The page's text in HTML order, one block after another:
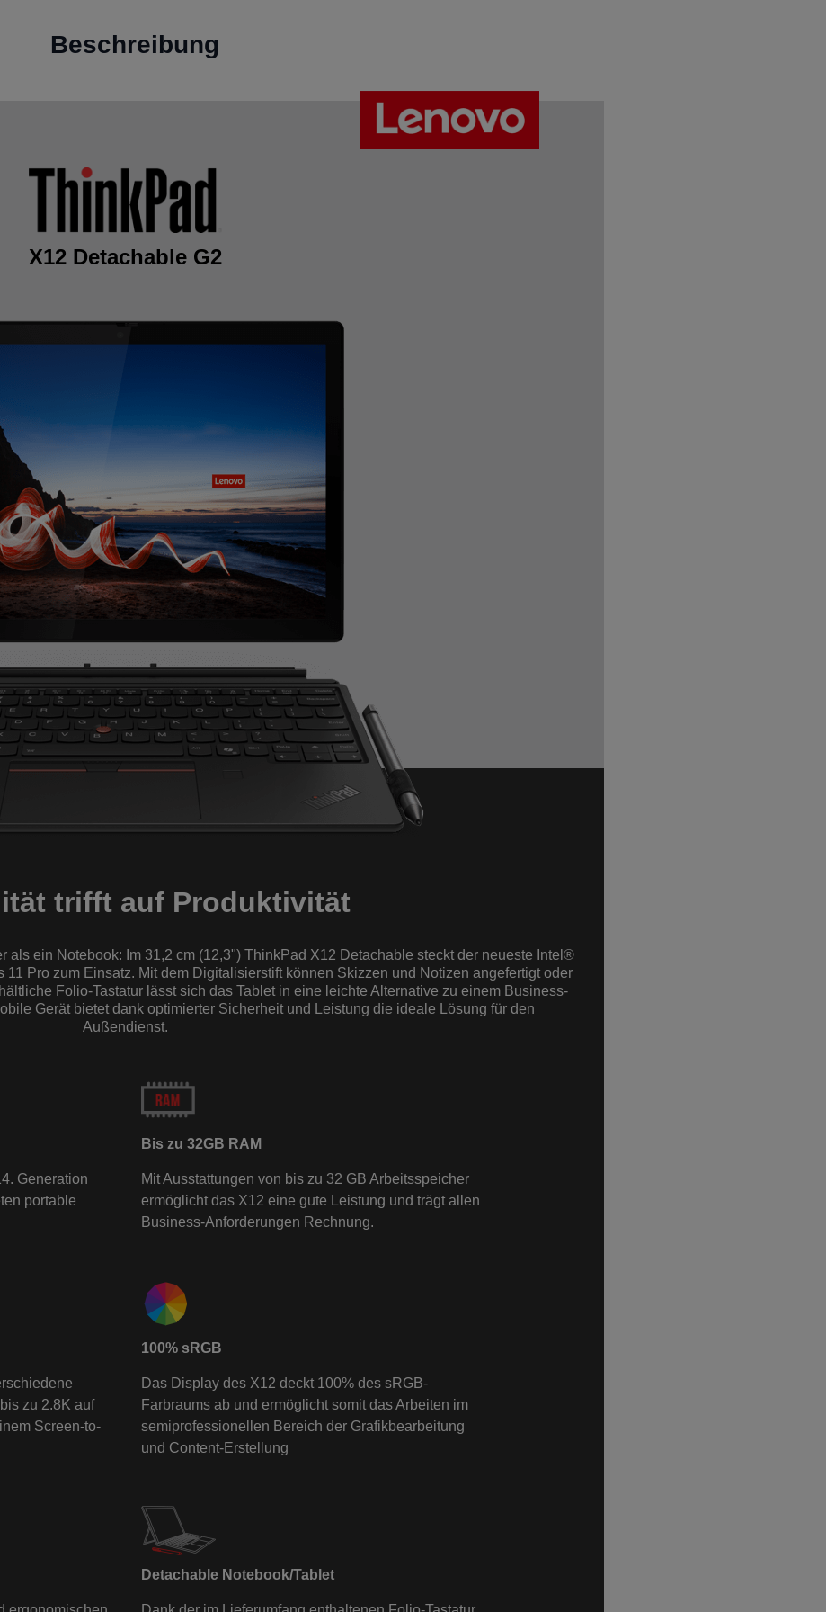
Beschreibung
X12 Detachable G2
trifft auf Produktivität
als ein Notebook: Im 31,2 cm (12,3") ThinkPad X12 Detachable steckt der neueste Intel®
Pro zum Einsatz. Mit dem Digitalisierstift können Skizzen und Notizen angefertigt oder
Folio-Tastatur lässt sich das Tablet in eine leichte Alternative zu einem Business-
Gerät bietet dank optimierter Sicherheit und Leistung die ideale Lösung für den
Außendienst.
Generation
portable
Bis zu 32GB RAM
Mit Ausstattungen von bis zu 32 GB Arbeitsspeicher
ermöglicht das X12 eine gute Leistung und trägt allen
Business-Anforderungen Rechnung.
zu 2.8K auf
Screen-to-
100% sRGB
Das Display des X12 deckt 100% des sRGB-
Farbraums ab und ermöglicht somit das Arbeiten im
semiprofessionellen Bereich der Grafikbearbeitung
und Content-Erstellung
Detachable Notebook/Tablet